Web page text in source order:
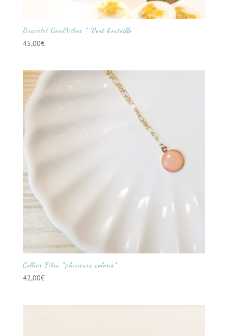
Bracelet GoodVibes * Vert bouteille
45,00€
Collier Filou *plusieurs coloris*
42,00€